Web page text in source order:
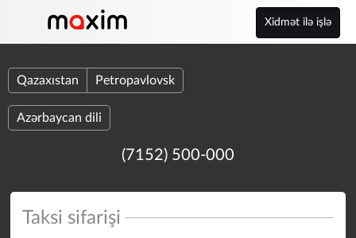
Xidmət ilə işlə
Qazaxıstan Petropavlovsk
(7152) 500-000
Azərbaycan dili
Taksi sifarişi